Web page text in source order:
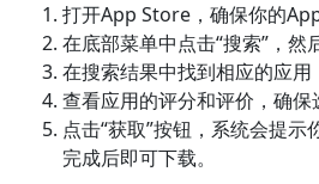
打开App Store，确保你的
在底部菜单中点击“搜索”，然
在搜索结果中找到相应的应用
查看应用的评分和评价，确保
点击“获取”按钮，系统会提示
完成后即可下载。